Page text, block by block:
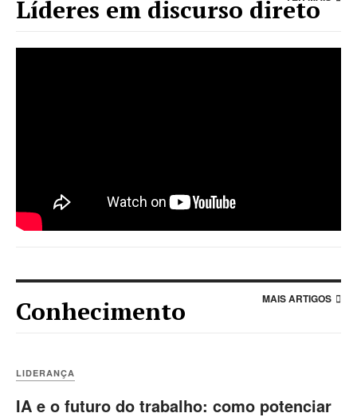
Líderes em discurso direto
Conhecimento MAIS ARTIGOS
LIDERANÇA
IA e o futuro do trabalho: como potenciar